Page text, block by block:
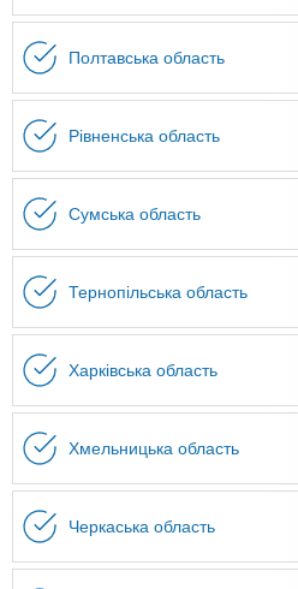
Полтавська область
Рівненська область
Сумська область
Тернопільська область
Харківська область
Хмельницька область
Черкаська область